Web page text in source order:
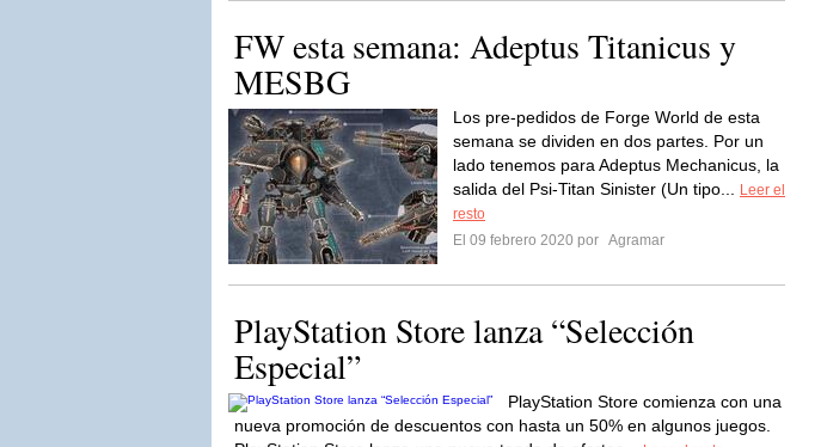
FW esta semana: Adeptus Titanicus y
MESBG
Los pre-pedidos de Forge World de esta
semana se dividen en dos partes. Por un
lado tenemos para Adeptus Mechanicus, la
salida del Psi-Titan Sinister (Un tipo...
Leer el
resto
El 09 febrero 2020 por Agramar
PlayStation Store lanza “Selección
Especial”
PlayStation Store comienza con una
nueva promoción de descuentos con hasta un 50% en algunos juegos.